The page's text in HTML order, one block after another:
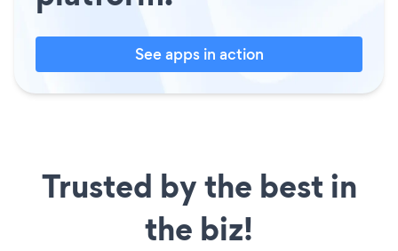
See apps in action
Trusted by the best in
the biz!